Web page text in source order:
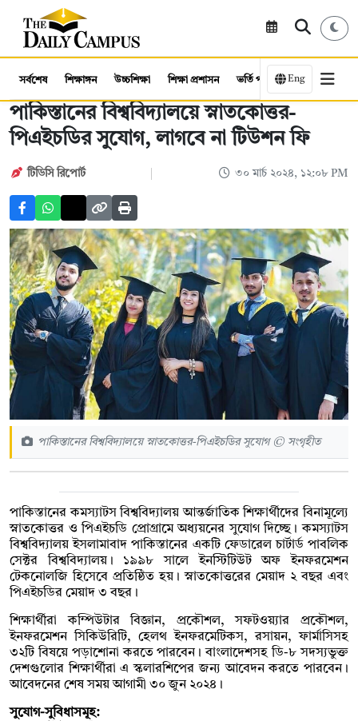
সর্বশেষ শিক্ষাঙ্গন উচ্চশিক্ষা শিক্ষা প্রশাসন ভর্তি পরীক্ষা কর্মসংস্থান
Eng
পাকিস্তানের বিশ্ববিদ্যালয়ে স্নাতকোত্তর-
পিএইচডির সুযোগ, লাগবে না টিউশন ফি
টিডিসি রিপোর্ট ৩০ মার্চ ২০২৪, ১২:০৮ PM
পাকিস্তানের বিশ্ববিদ্যালয়ে স্নাতকোত্তর-পিএইচডির সুযোগ © সংগৃহীত
পাকিস্তানের কমস্যাটস বিশ্ববিদ্যালয় আন্তর্জাতিক শিক্ষার্থীদের বিনামূল্যে
স্নাতকোত্তর ও পিএইচডি প্রোগ্রামে অধ্যয়নের সুযোগ দিচ্ছে। কমস্যাটস
বিশ্ববিদ্যালয় ইসলামাবাদ পাকিস্তানের একটি ফেডারেল চার্টার্ড পাবলিক
সেক্টর বিশ্ববিদ্যালয়। ১৯৯৮ সালে ইনস্টিটিউট অফ ইনফরমেশন
টেকনোলজি হিসেবে প্রতিষ্ঠিত হয়। স্নাতকোত্তরের মেয়াদ ২ বছর এবং
পিএইচডির মেয়াদ ৩ বছর।
শিক্ষার্থীরা কম্পিউটার বিজ্ঞান, প্রকৌশল, সফটওয়্যার প্রকৌশল,
ইনফরমেশন সিকিউরিটি, হেলথ ইনফরমেটিকস, রসায়ন, ফার্মাসিসহ
৩২টি বিষয়ে পড়াশোনা করতে পারবেন। বাংলাদেশসহ ডি-৮ সদস্যভুক্ত
দেশগুলোর শিক্ষার্থীরা এ স্কলারশিপের জন্য আবেদন করতে পারবেন।
আবেদনের শেষ সময় আগামী ৩০ জুন ২০২৪।
সুযোগ-সুবিধাসমূহ: